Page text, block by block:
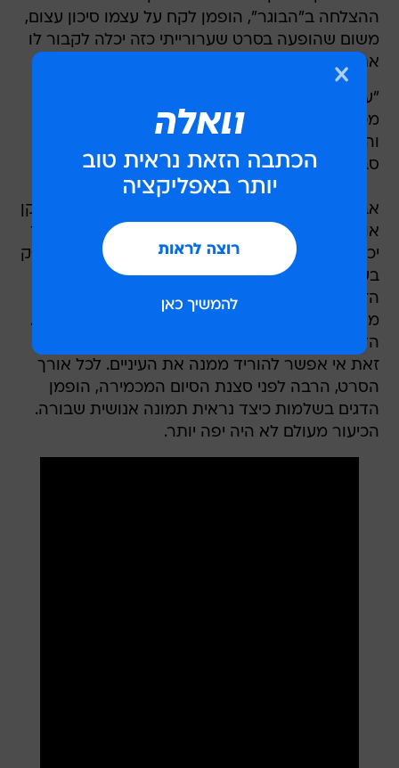
ההצלחה ב"הבוגר", הופמן לקח על עצמו סיכון עצום,
משום שהופעה בסרט שערורייתי כזה יכלה לקבור לו
את הקריירה. הלחץ שהופעל עליו לסרב היה גדול.
"עשיתי אותך כוכב, אתה לא יכול לקחת תפקיד
מכוער כזה", הפציר בו במאי "הבוגר" מייק ניקולס,
והוכיח-שאל בנימה מאשימה "למה אתה עושה
סבוטאז'?"
אבל הופמן לא עשה סבוטאז'. הוא ראה בעצמו שחקן
אופי והלך עם האמת שלו בימים שבהם שחקנים עוד
יכלו ללכת עם האמת שלהם. בשלב מסוים הוא פקפק
בעצמו, כמעט הסכים עם ניקולס וחשב שהבחירה
הזאת אכן תחסל לו את הסיכוי לקבל תפקידים
משמעותיים בעתיד, אבל ההימור השתלם לו ולכולנו.
הדמות של ריקו/ראטסו אכן דוחה ומכוערת, ובכל
זאת אי אפשר להוריד ממנה את העיניים. לכל אורך
הסרט, הרבה לפני סצנת הסיום המכמירה, הופמן
הדגים בשלמות כיצד נראית תמונה אנושית שבורה.
הכיעור מעולם לא היה יפה יותר.